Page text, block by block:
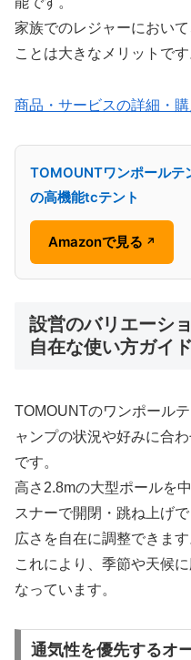
家族でのレジャーにおい
ことは大きなメリットです
商品・サービスの詳細・
TOMOUNTワンポール
の高機能tcテント
Amazonで見る ↗
設営のバリエーシ
自在な使い方ガイド
TOMOUNTのワンポール
ャンプの状況や好みに合
です。
高さ2.8mの大型ポールを
スナーで開閉・跳ね上げ
広さを自在に調整できます
これにより、季節や天候
なっています。
通気性を優先するオ